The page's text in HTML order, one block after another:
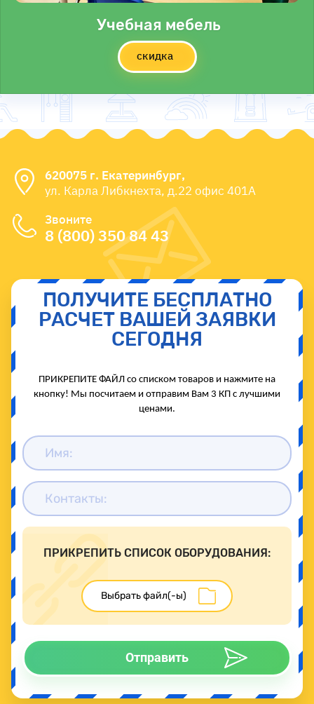
Учебная мебель
скидка
ПОЛУЧИТЕ БЕСПЛАТНО
РАСЧЕТ ВАШЕЙ ЗАЯВКИ
СЕГОДНЯ
ПРИКРЕПИТЕ ФАЙЛ со списком товаров и нажмите на
кнопку! Мы посчитаем и отправим Вам 3 КП с лучшими
ценами.
ПРИКРЕПИТЬ СПИСОК ОБОРУДОВАНИЯ:
Отправить
620075 г. Екатеринбург,
ул. Карла Либкнехта, д.22 офис 401А
Звоните
8 (800) 350 84 43